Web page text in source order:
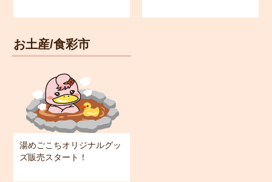
お土産/食彩市
湯めごこちオリジナルグッ
ズ販売スタート！